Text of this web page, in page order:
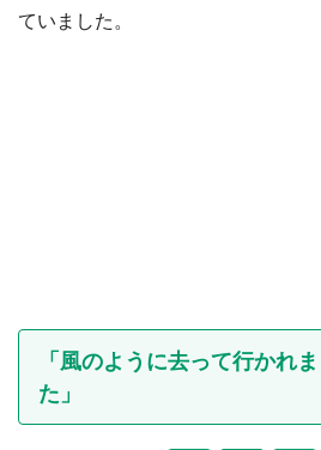
ていました。
「風のように去って行かれ
た」